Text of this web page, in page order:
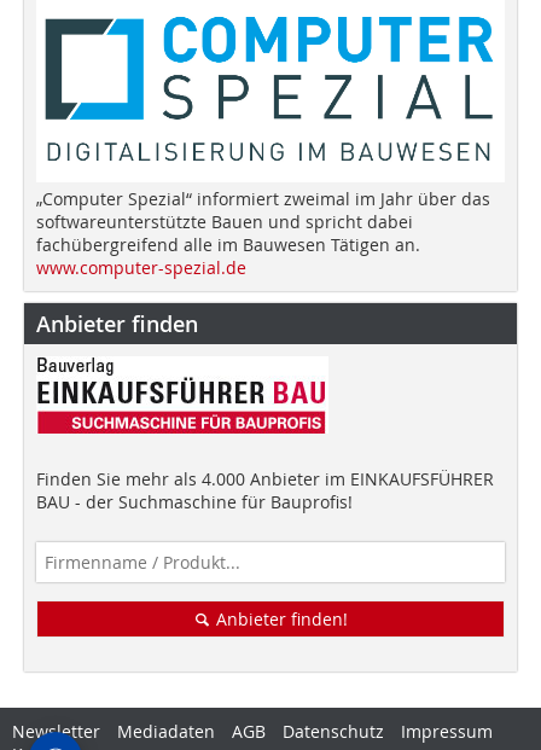
„Computer Spezial“ informiert zweimal im Jahr über das
softwareunterstützte Bauen und spricht dabei
fachübergreifend alle im Bauwesen Tätigen an.
www.computer-spezial.de
Anbieter finden
Finden Sie mehr als 4.000 Anbieter im EINKAUFSFÜHRER
BAU - der Suchmaschine für Bauprofis!
Anbieter finden!
Newsletter Mediadaten AGB Datenschutz
Impressum